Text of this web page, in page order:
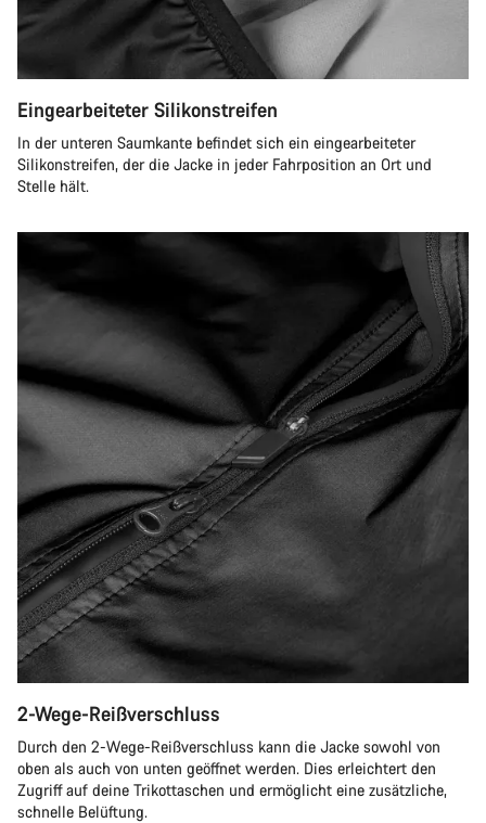
Eingearbeiteter Silikonstreifen
In der unteren Saumkante befindet sich ein eingearbeiteter
Silikonstreifen, der die Jacke in jeder Fahrposition an Ort und
Stelle hält.
2-Wege-Reißverschluss
Durch den 2-Wege-Reißverschluss kann die Jacke sowohl von
oben als auch von unten geöffnet werden. Dies erleichtert den
Zugriff auf deine Trikottaschen und ermöglicht eine zusätzliche,
schnelle Belüftung.